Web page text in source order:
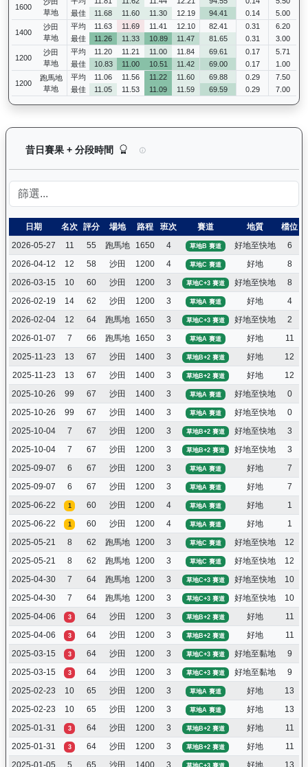
1600
草地
最佳
11.68 11.60 11.30 12.19 94.41 0.14 5.00
1400
沙田
草地
平均 11.63 11.69 11.41 12.10 82.41 0.31
6.20
最佳
11.26 11.33 10.89 11.47 81.65 0.31 3.00
1200
沙田
草地
平均 11.20 11.21 11.00 11.84 69.61 0.17
5.71
最佳
10.83 11.00 10.51 11.42 69.00 0.17 1.00
1200
跑馬地
草地
平均 11.06 11.56 11.22 11.60 69.88 0.29
7.50
最佳
11.05 11.53 11.09 11.59 69.59 0.29 7.00
昔日賽果 + 分段時間 魯班精神（J233）— 昔日賽果及分
日期 名次 評分 場地 路程 班次 賽道 地質 檔位
2026-05-27
11 55 跑馬地 1650 4 草地B 賽道 好地至快地 6
2026-04-12
12 58 沙田 1200 4 草地C 賽道 好地 8
2026-03-15
10 60 沙田 1200 3 草地C+3 賽道 好地至快地 8
2026-02-19
14 62 沙田 1200 3 草地A 賽道 好地 4
2026-02-04
12 64 跑馬地 1650 3 草地C+3 賽道 好地至快地 2
2026-01-07
7 66 跑馬地 1650 3 草地A 賽道 好地 11
2025-11-23
13 67 沙田 1400 3 草地B+2 賽道 好地 12
2025-11-23
13 67 沙田 1400 3 草地B+2 賽道 好地 12
2025-10-26
99 67 沙田 1400 3 草地A 賽道 好地至快地 0
2025-10-26
99 67 沙田 1400 3 草地A 賽道 好地至快地 0
2025-10-04
7 67 沙田 1200 3 草地B+2 賽道 好地至快地 3
2025-10-04
7 67 沙田 1200 3 草地B+2 賽道 好地至快地 3
2025-09-07
6 67 沙田 1200 3 草地A 賽道 好地 7
2025-09-07
6 67 沙田 1200 3 草地A 賽道 好地 7
2025-06-22
1 60 沙田 1200 4 草地A 賽道 好地 1
2025-06-22
1 60 沙田 1200 4 草地A 賽道 好地 1
2025-05-21
8 62 跑馬地 1200 3 草地C 賽道 好地至快地 12
2025-05-21
8 62 跑馬地 1200 3 草地C 賽道 好地至快地 12
2025-04-30
7 64 跑馬地 1200 3 草地C+3 賽道 好地至快地 10
2025-04-30
7 64 跑馬地 1200 3 草地C+3 賽道 好地至快地 10
2025-04-06
3 64 沙田 1200 3 草地B+2 賽道 好地 11
2025-04-06
3 64 沙田 1200 3 草地B+2 賽道 好地 11
2025-03-15
3 64 沙田 1200 3 草地C+3 賽道 好地至黏地 9
2025-03-15
3 64 沙田 1200 3 草地C+3 賽道 好地至黏地 9
2025-02-23
10 65 沙田 1200 3 草地A 賽道 好地 13
2025-02-23
10 65 沙田 1200 3 草地A 賽道 好地 13
2025-01-31
3 64 沙田 1200 3 草地B+2 賽道 好地 11
2025-01-31
3 64 沙田 1200 3 草地B+2 賽道 好地 11
2025-01-05
5 65 沙田 1400 3 草地C+3 賽道 好地 13